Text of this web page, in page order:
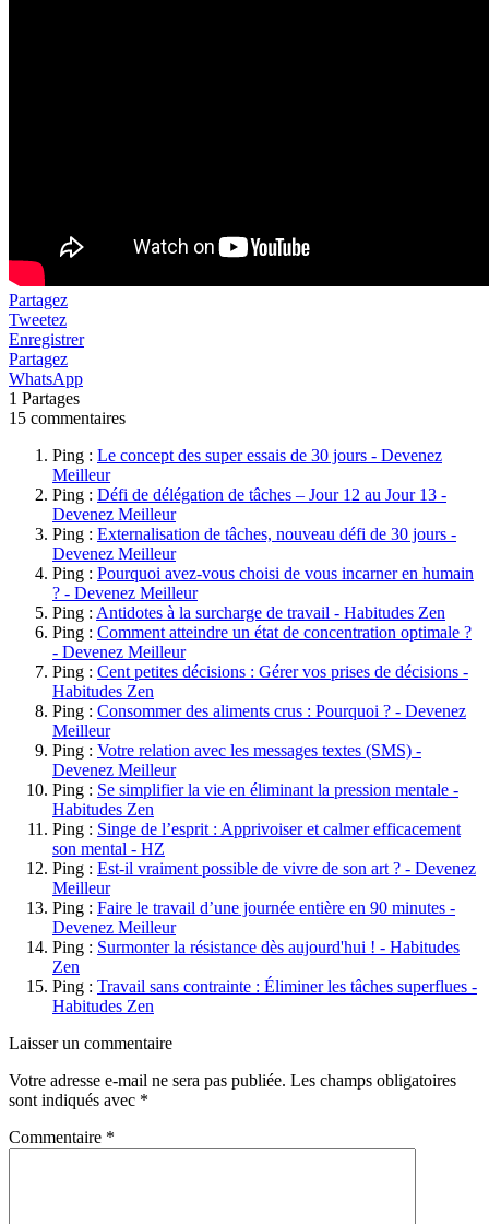
Partagez
Tweetez
Enregistrer
Partagez
WhatsApp
1 Partages
15 commentaires
Ping : Le concept des super essais de 30 jours - Devenez
Meilleur
Ping : Défi de délégation de tâches – Jour 12 au Jour 13 -
Devenez Meilleur
Ping : Externalisation de tâches, nouveau défi de 30 jours -
Devenez Meilleur
Ping : Pourquoi avez-vous choisi de vous incarner en humain
? - Devenez Meilleur
Ping : Antidotes à la surcharge de travail - Habitudes Zen
Ping : Comment atteindre un état de concentration optimale ?
- Devenez Meilleur
Ping : Cent petites décisions : Gérer vos prises de décisions -
Habitudes Zen
Ping : Consommer des aliments crus : Pourquoi ? - Devenez
Meilleur
Ping : Votre relation avec les messages textes (SMS) -
Devenez Meilleur
Ping : Se simplifier la vie en éliminant la pression mentale -
Habitudes Zen
Ping : Singe de l’esprit : Apprivoiser et calmer efficacement
son mental - HZ
Ping : Est-il vraiment possible de vivre de son art ? - Devenez
Meilleur
Ping : Faire le travail d’une journée entière en 90 minutes -
Devenez Meilleur
Ping : Surmonter la résistance dès aujourd'hui ! - Habitudes
Zen
Ping : Travail sans contrainte : Éliminer les tâches superflues -
Habitudes Zen
Laisser un commentaire
Votre adresse e-mail ne sera pas publiée. Les champs obligatoires
sont indiqués avec *
Commentaire *